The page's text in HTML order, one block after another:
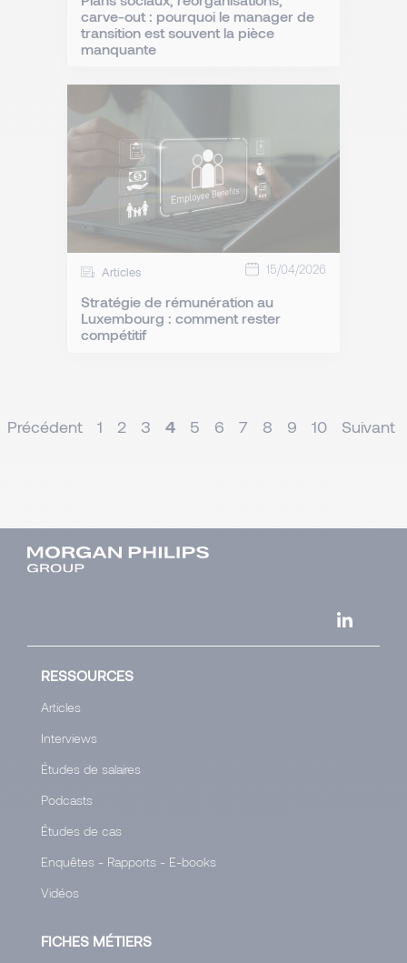
carve-out : pourquoi le manager de
transition est souvent la pièce
manquante
Articles 15/04/2026
Stratégie de rémunération au
Luxembourg : comment rester
compétitif
Précédent 1 2 3 4 5 6 7 8 9 10 Suivant
RESSOURCES
Articles
Interviews
Études de salaires
Podcasts
Études de cas
Enquêtes - Rapports - E-books
Vidéos
FICHES MÉTIERS